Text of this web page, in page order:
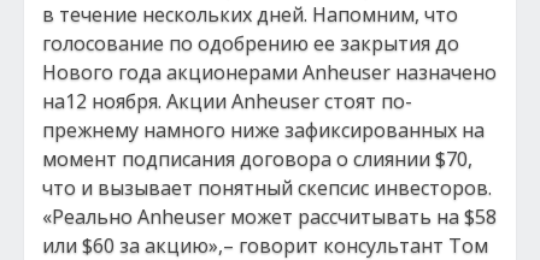
в течение нескольких дней. Напомним, что
голосование по одобрению ее закрытия до
Нового года акционерами Anheuser назначено
на12 ноября. Акции Anheuser стоят по-
прежнему намного ниже зафиксированных на
момент подписания договора о слиянии $70,
что и вызывает понятный скепсис инвесторов.
«Реально Anheuser может рассчитывать на $58
или $60 за акцию»,– говорит консультант Том